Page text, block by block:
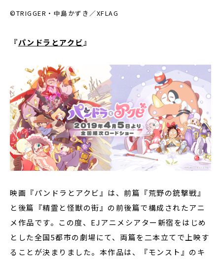
©TRIGGER・中島かずき／XFLAG
『パンドラとアクビ』
映画『パンドラとアクビ』は、前篇『荒野の銃撃戦』
と後篇『精霊と怪獣の街』の前後篇で構成されたアニ
メ作品です。この度、EJアニメシアター新宿をはじめ
とした全国5都市の劇場にて、両篇を二本立てで上映す
ることが決まりました。本作品は、『モンスト』のキ